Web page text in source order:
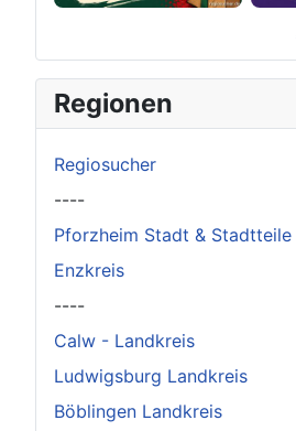
Original herunterladen
Regionen
Regiosucher
----
Pforzheim Stadt & Stadtteile
Enzkreis
----
Calw - Landkreis
Ludwigsburg Landkreis
Böblingen Landkreis